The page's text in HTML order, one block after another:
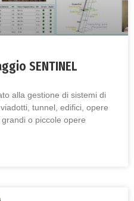
SENTINEL
alla gestione di sistemi di
tunnel, edifici, opere
o piccole opere